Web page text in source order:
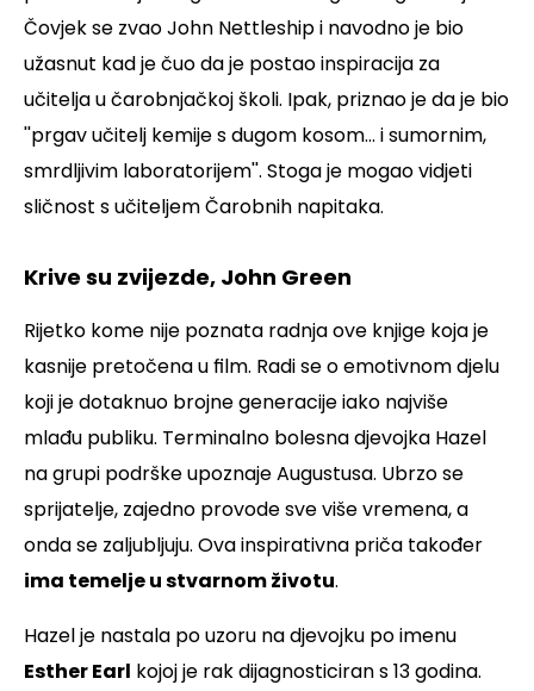
Čovjek se zvao John Nettleship i navodno je bio
užasnut kad je čuo da je postao inspiracija za
učitelja u čarobnjačkoj školi. Ipak, priznao je da je bio
''prgav učitelj kemije s dugom kosom… i sumornim,
smrdljivim laboratorijem''. Stoga je mogao vidjeti
sličnost s učiteljem Čarobnih napitaka.
Krive su zvijezde, John Green
Rijetko kome nije poznata radnja ove knjige koja je
kasnije pretočena u film. Radi se o emotivnom djelu
koji je dotaknuo brojne generacije iako najviše
mlađu publiku. Terminalno bolesna djevojka Hazel
na grupi podrške upoznaje Augustusa. Ubrzo se
sprijatelje, zajedno provode sve više vremena, a
onda se zaljubljuju. Ova inspirativna priča također
ima temelje u stvarnom životu.
Hazel je nastala po uzoru na djevojku po imenu
Esther Earl kojoj je rak dijagnosticiran s 13 godina.